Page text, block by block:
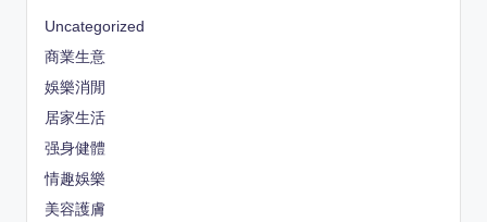
Uncategorized
商業生意
娛樂消閒
居家生活
强身健體
情趣娛樂
美容護膚